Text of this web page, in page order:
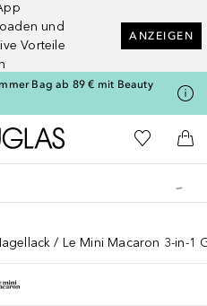
und
Vorteile
ANZEIGEN
Bag ab 89 € mit Beauty
Zur Douglas Startseite
Zu Meiner
Le Mini Macaron 3-in-1